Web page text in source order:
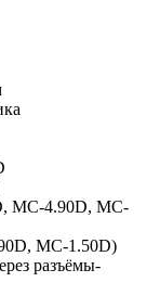
MC-4.90D, MC-
MC-1.50D)
разъёмы-